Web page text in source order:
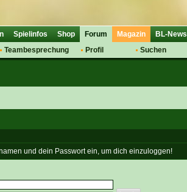
Spielinfos Shop
Forum
Teambesprechung
Saisonübergang
Profil
Suchen
Magazin BL-News
und dein Passwort ein, um dich einzuloggen!